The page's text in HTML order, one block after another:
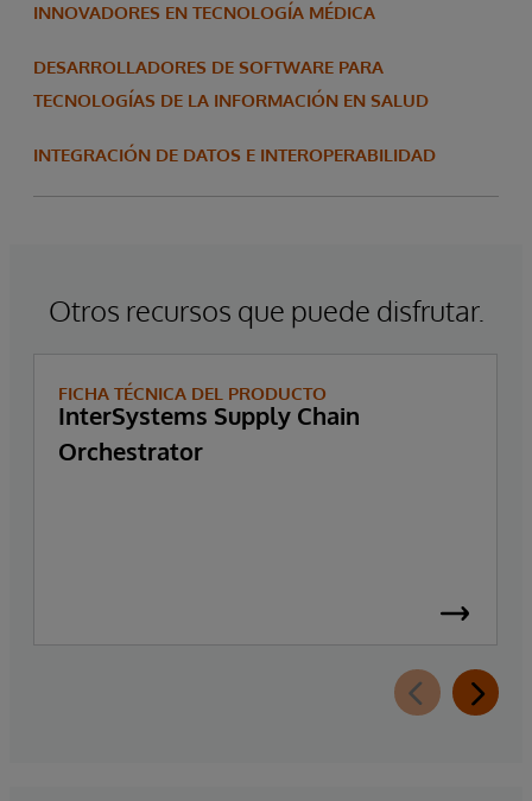
INNOVADORES EN TECNOLOGÍA MÉDICA
DESARROLLADORES DE SOFTWARE PARA
TECNOLOGÍAS DE LA INFORMACIÓN EN SALUD
INTEGRACIÓN DE DATOS E INTEROPERABILIDAD
Otros recursos que puede disfrutar.
FICHA TÉCNICA DEL PRODUCTO
InterSystems Supply Chain
Orchestrator